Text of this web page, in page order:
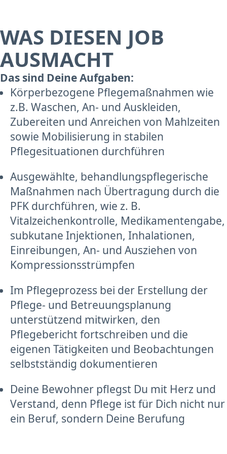
WAS DIESEN JOB
AUSMACHT
Das sind Deine Aufgaben:
Körperbezogene Pflegemaßnahmen wie
z.B. Waschen, An- und Auskleiden,
Zubereiten und Anreichen von Mahlzeiten
sowie Mobilisierung in stabilen
Pflegesituationen durchführen
Ausgewählte, behandlungspflegerische
Maßnahmen nach Übertragung durch die
PFK durchführen, wie z. B.
Vitalzeichenkontrolle, Medikamentengabe,
subkutane Injektionen, Inhalationen,
Einreibungen, An- und Ausziehen von
Kompressionsstrümpfen
Im Pflegeprozess bei der Erstellung der
Pflege- und Betreuungsplanung
unterstützend mitwirken, den
Pflegebericht fortschreiben und die
eigenen Tätigkeiten und Beobachtungen
selbstständig dokumentieren
Deine Bewohner pflegst Du mit Herz und
Verstand, denn Pflege ist für Dich nicht nur
ein Beruf, sondern Deine Berufung